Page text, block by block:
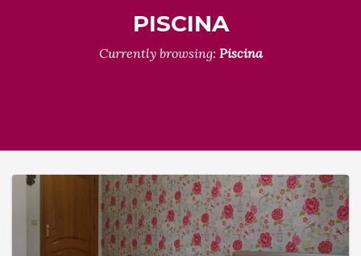
PISCINA
Currently browsing: Piscina